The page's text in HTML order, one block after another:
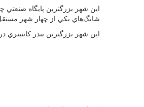
اين شهر بزرگترين پايگاه
شانگ‌هاي يكي از چهار شهر مستقل و
اين شهر بزرگترين بندر